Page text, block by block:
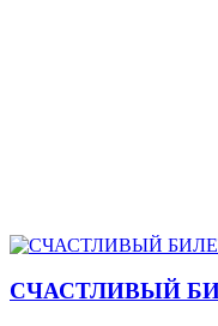
СЧАСТЛИВЫЙ